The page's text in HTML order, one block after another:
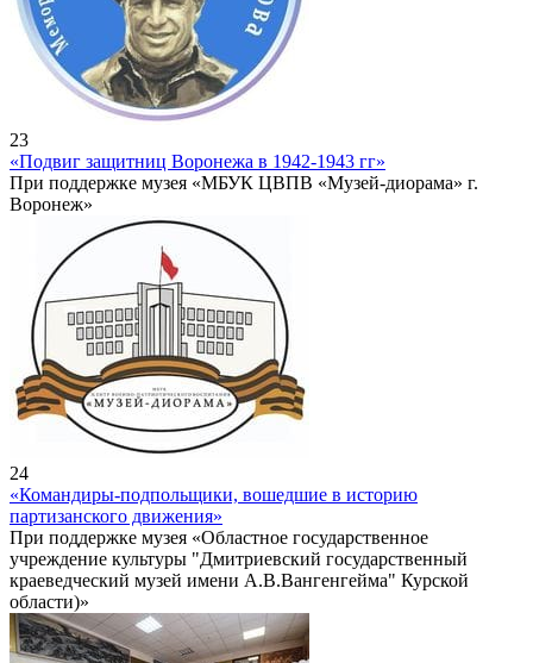
23
«Подвиг защитниц Воронежа в 1942-1943 гг»
При поддержке музея «МБУК ЦВПВ «Музей-диорама» г.
Воронеж»
24
«Командиры-подпольщики, вошедшие в историю
партизанского движения»
При поддержке музея «Областное государственное
учреждение культуры "Дмитриевский государственный
краеведческий музей имени А.В.Вангенгейма" Курской
области)»